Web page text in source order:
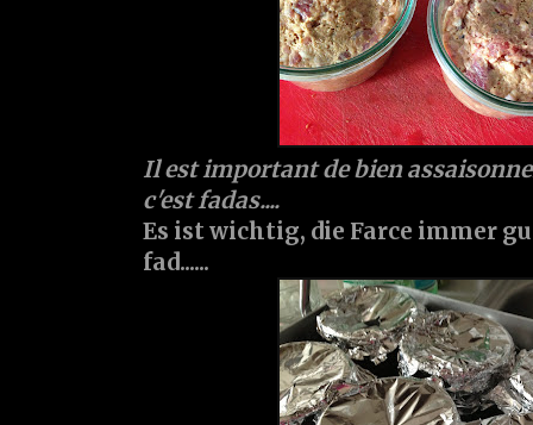
Il est important de bien
c'est fadas....
Es ist wichtig, die Farce immer
fad......